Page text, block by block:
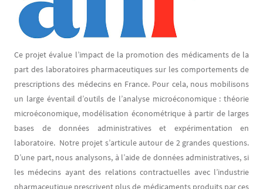
Ce projet évalue l’impact de la promotion des médicaments de la
part des laboratoires pharmaceutiques sur les comportements de
prescriptions des médecins en France. Pour cela, nous mobilisons
un large éventail d’outils de l’analyse microéconomique : théorie
microéconomique, modélisation économétrique à partir de larges
bases de données administratives et expérimentation en
laboratoire. Notre projet s’articule autour de 2 grandes questions.
D’une part, nous analysons, à l’aide de données administratives, si
les médecins ayant des relations contractuelles avec l’industrie
pharmaceutique prescrivent plus de médicaments produits par ces